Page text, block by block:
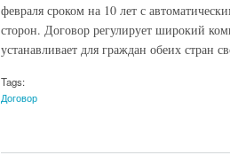
февраля сроком на 10 лет с
сторон. Договор регулирует широкий
устанавливает для граждан обеих
Tags:
Договор